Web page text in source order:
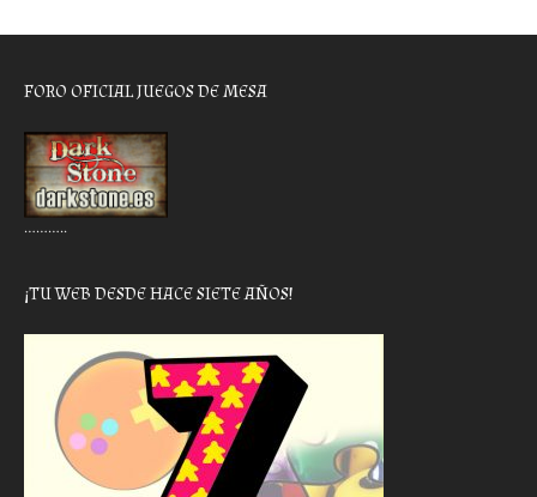
FORO OFICIAL JUEGOS DE MESA
………..
¡TU WEB DESDE HACE SIETE AÑOS!